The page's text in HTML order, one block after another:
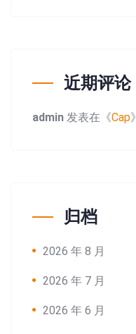
近期评论
admin 发表在《Cap》
归档
2026 年 8 月
2026 年 7 月
2026 年 6 月